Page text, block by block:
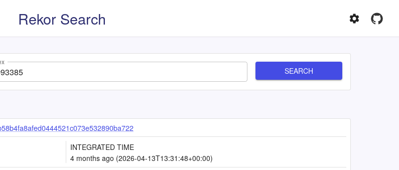
Rekor Search
SEARCH
INTEGRATED TIME
4 months ago (2026-04-13T13:31:48+00:00)